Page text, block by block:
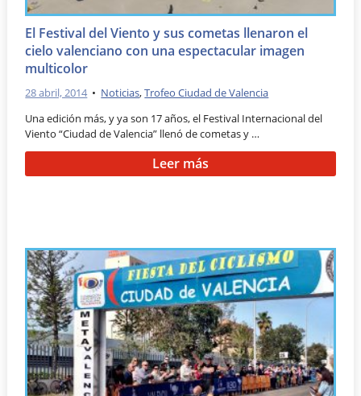
El Festival del Viento y sus cometas llenaron el
cielo valenciano con una espectacular imagen
multicolor
28 abril, 2014 • Noticias,Trofeo Ciudad de Valencia
Una edición más, y ya son 17 años, el Festival Internacional del
Viento “Ciudad de Valencia” llenó de cometas y …
Leer más